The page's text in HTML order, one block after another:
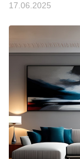
17.06.2025